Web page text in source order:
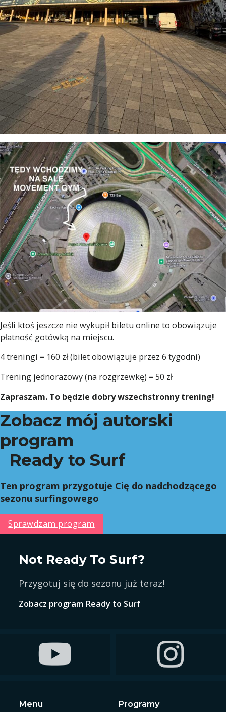
Jeśli ktoś jeszcze nie wykupił biletu online to obowiązuje
płatność gotówką na miejscu.
4 treningi = 160 zł (bilet obowiązuje przez 6 tygodni)
Trening jednorazowy (na rozgrzewkę) = 50 zł
Zapraszam. To będzie dobry wszechstronny trening!
Zobacz mój autorski
program
Ready to Surf
Ten program przygotuje Cię do nadchodzącego
sezonu surfingowego
Sprawdzam program
Not Ready To Surf?
Przygotuj się do sezonu już teraz!
Zobacz program Ready to Surf
Follow Ready To Surf on FacebookFollow Ready
Menu Programy